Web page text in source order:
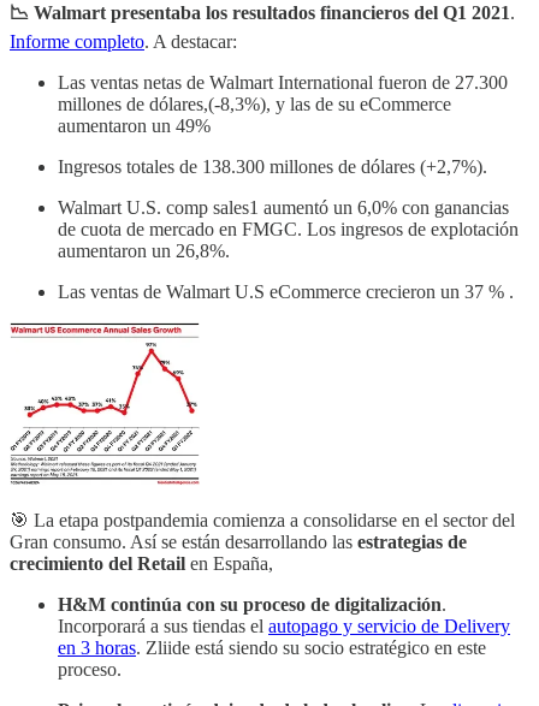
📉 Walmart presentaba los resultados financieros del Q1 2021.
Informe completo. A destacar:
Las ventas netas de Walmart International fueron de 27.300
millones de dólares,(-8,3%), y las de su eCommerce
aumentaron un 49%
Ingresos totales de 138.300 millones de dólares (+2,7%).
Walmart U.S. comp sales1 aumentó un 6,0% con ganancias
de cuota de mercado en FMGC. Los ingresos de explotación
aumentaron un 26,8%.
Las ventas de Walmart U.S eCommerce crecieron un 37 % .
🎯 La etapa postpandemia comienza a consolidarse en el sector del
Gran consumo. Así se están desarrollando las estrategias de
crecimiento del Retail en España,
H&M continúa con su proceso de digitalización.
Incorporará a sus tiendas el autopago y servicio de Delivery
en 3 horas. Zliide está siendo su socio estratégico en este
proceso.